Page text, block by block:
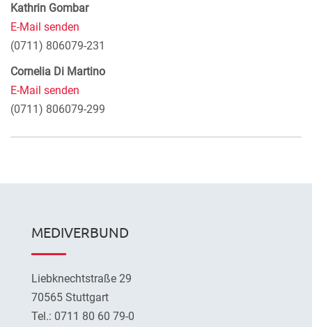
Kathrin Gombar
E-Mail senden
(0711) 806079-231
Cornelia Di Martino
E-Mail senden
(0711) 806079-299
MEDIVERBUND
Liebknechtstraße 29
70565 Stuttgart
Tel.: 0711 80 60 79-0